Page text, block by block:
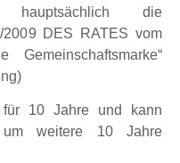
hauptsächlich die
2009 DES RATES vom
für 10 Jahre und kann
um weitere 10 Jahre